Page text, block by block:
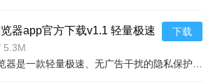
器app官方下载v1.1 轻量极速
私浏览器
5.3M
下载